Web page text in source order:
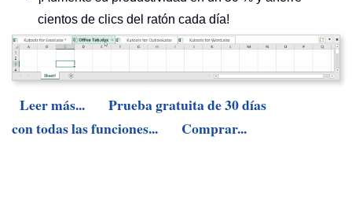
cientos de clics del ratón cada día!
Leer más...
Prueba gratuita de 30 días
con todas las funciones...
Comprar...